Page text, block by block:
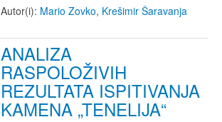
Autor(i): Mario Zovko, Krešimir Šaravanja
ANALIZA
RASPOLOŽIVIH
REZULTATA ISPITIVANJA
KAMENA „TENELIJA“